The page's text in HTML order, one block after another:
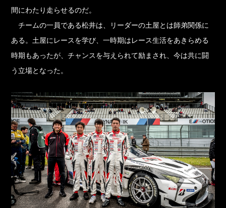
間にわたり走らせるのだ。
チームの一員である松井は、リーダーの土屋とは師弟関係に
ある。土屋にレースを学び、一時期はレース生活をあきらめる
時期もあったが、チャンスを与えられて励まされ、今は共に闘
う立場となった。